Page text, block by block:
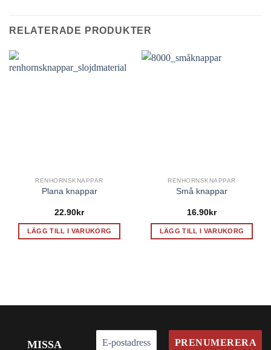
RELATERADE PRODUKTER
RENHORNSKNAPPAR
Plana knappar
22.90 kr
LÄGG TILL I VARUKORG
RENHORNSKNAPPAR
Små knappar
16.90 kr
LÄGG TILL I VARUKORG
MISSA